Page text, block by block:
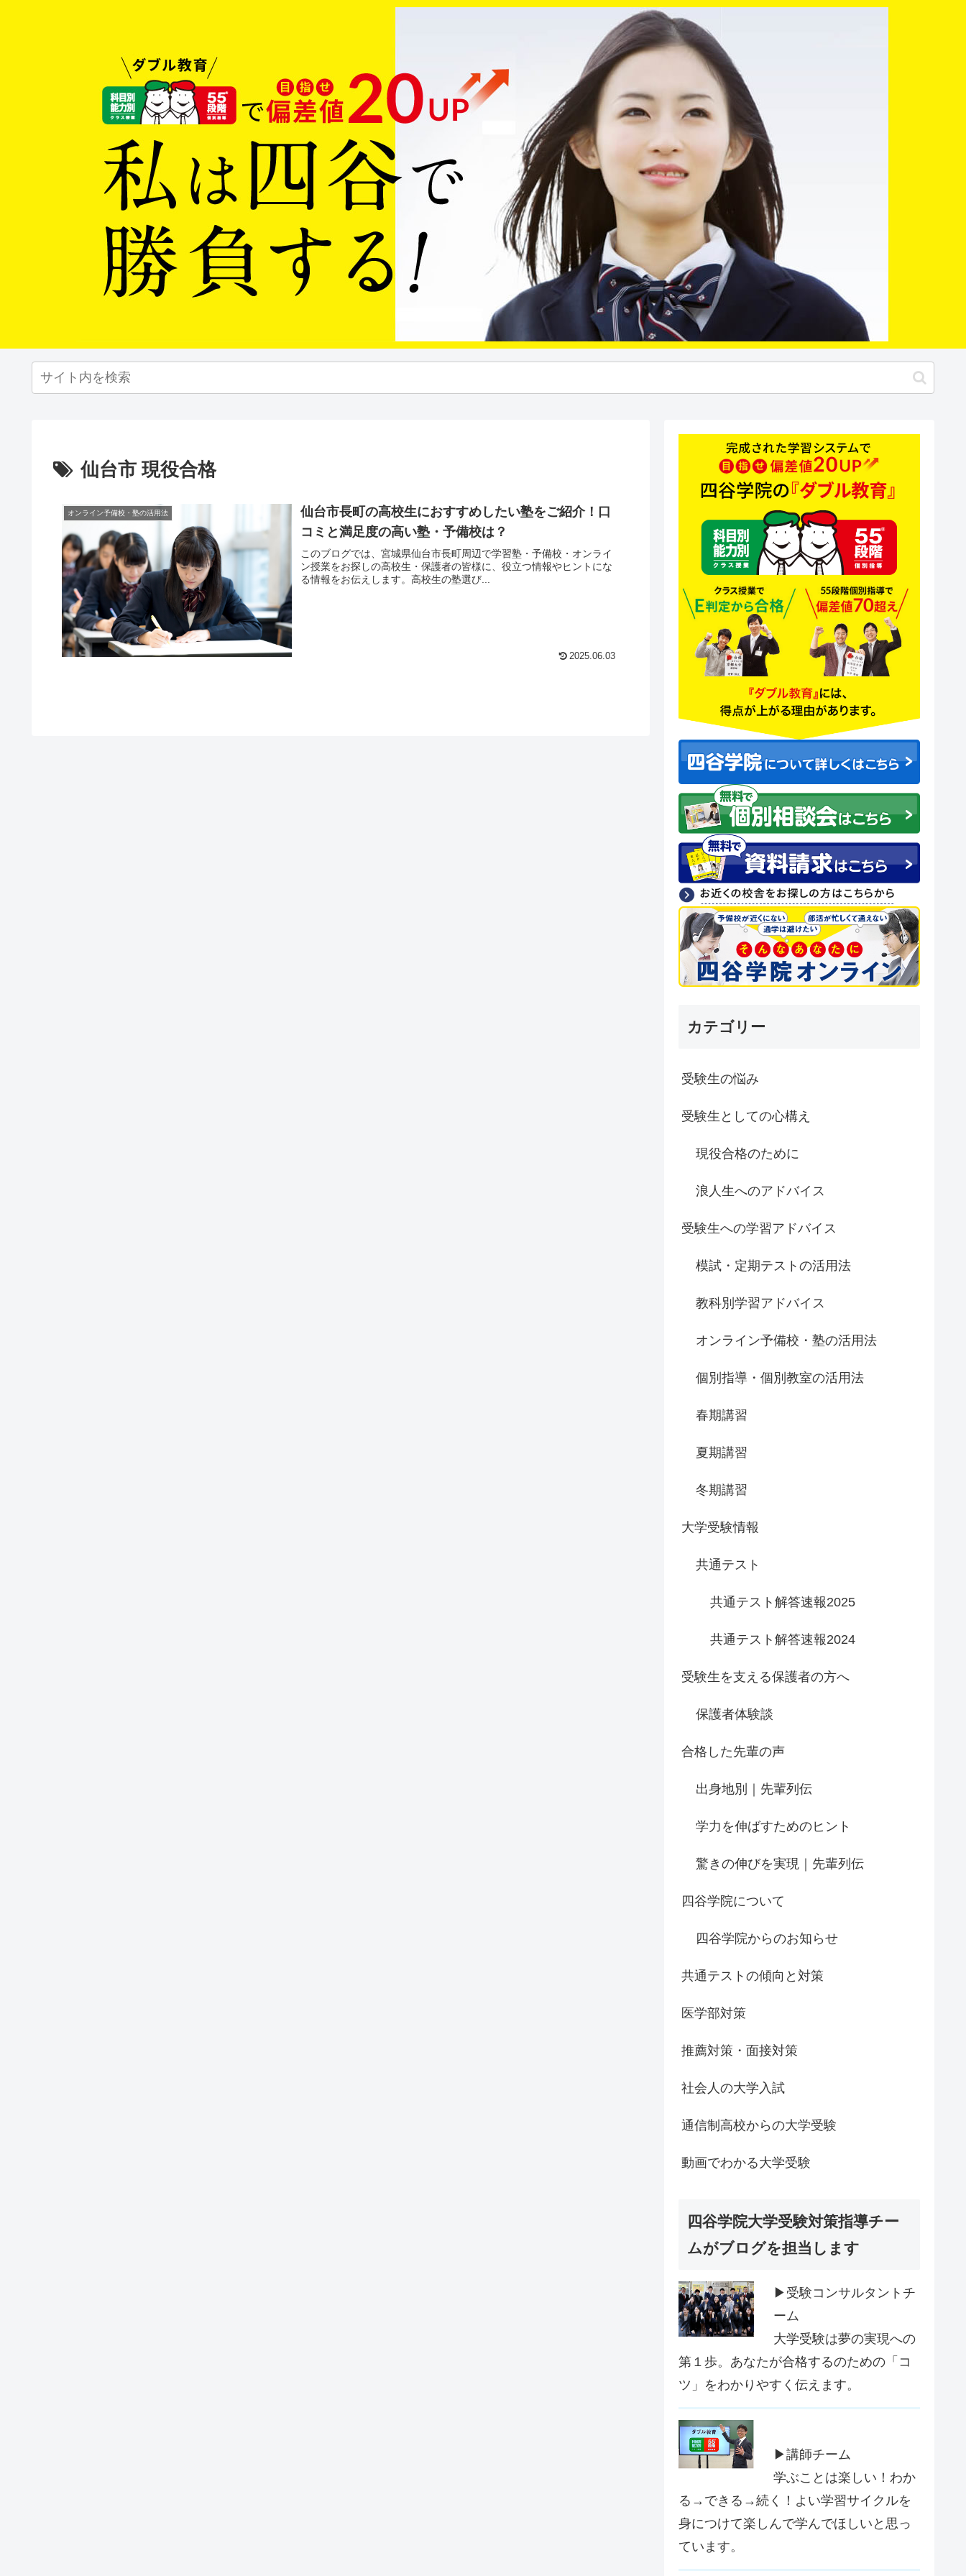
仙台市 現役合格
オンライン予備校・塾の活用法
仙台市長町の高校生におすすめしたい塾をご紹介！口
コミと満足度の高い塾・予備校は？
このブログでは、宮城県仙台市長町周辺で学習塾・予備校・オンライ
ン授業をお探しの高校生・保護者の皆様に、役立つ情報やヒントにな
る情報をお伝えします。高校生の塾選び...
2025.06.03
カテゴリー
受験生の悩み
受験生としての心構え
現役合格のために
浪人生へのアドバイス
受験生への学習アドバイス
模試・定期テストの活用法
教科別学習アドバイス
オンライン予備校・塾の活用法
個別指導・個別教室の活用法
春期講習
夏期講習
冬期講習
大学受験情報
共通テスト
共通テスト解答速報2025
共通テスト解答速報2024
受験生を支える保護者の方へ
保護者体験談
合格した先輩の声
出身地別｜先輩列伝
学力を伸ばすためのヒント
驚きの伸びを実現｜先輩列伝
四谷学院について
四谷学院からのお知らせ
共通テストの傾向と対策
医学部対策
推薦対策・面接対策
社会人の大学入試
通信制高校からの大学受験
動画でわかる大学受験
四谷学院大学受験対策指導チー
ムがブログを担当します
▶受験コンサルタントチ
ーム
大学受験は夢の実現への
第１歩。あなたが合格するのための「コ
ツ」をわかりやすく伝えます。
▶講師チーム
学ぶことは楽しい！わか
る→できる→続く！よい学習サイクルを
身につけて楽しんで学んでほしいと思っ
ています。